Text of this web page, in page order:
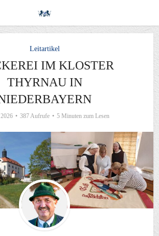
Leitartikel
IM KLOSTER
THYRNAU IN
387 Aufrufe 5 Minuten zum Lesen